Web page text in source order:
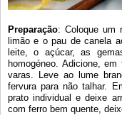
Preparação: Coloque um
limão e o pau de canela
leite, o açúcar, as
homogéneo. Adicione,
varas. Leve ao lume
fervura para não talhar.
prato individual e deixe
com ferro bem quente,